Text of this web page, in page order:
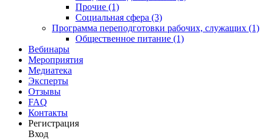
Прочие (1)
Социальная сфера (3)
Программа переподготовки рабочих, служащих (1)
Общественное питание (1)
Вебинары
Мероприятия
Медиатека
Эксперты
Отзывы
FAQ
Контакты
Регистрация
Вход